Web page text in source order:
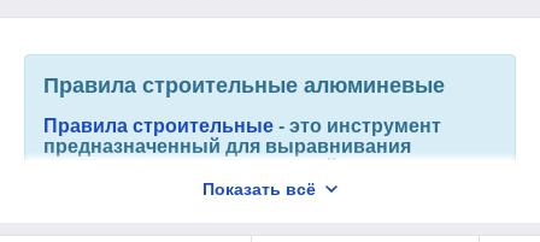
Правила строительные алюминевые
Правила строительные - это инструмент
предназначенный для выравнивания
штукатуренных поверхностей и выполнения
стяжки полов. Конструкция правил проста и
Показать всё